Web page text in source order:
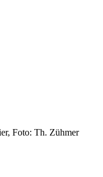
Foto: Th. Zühmer